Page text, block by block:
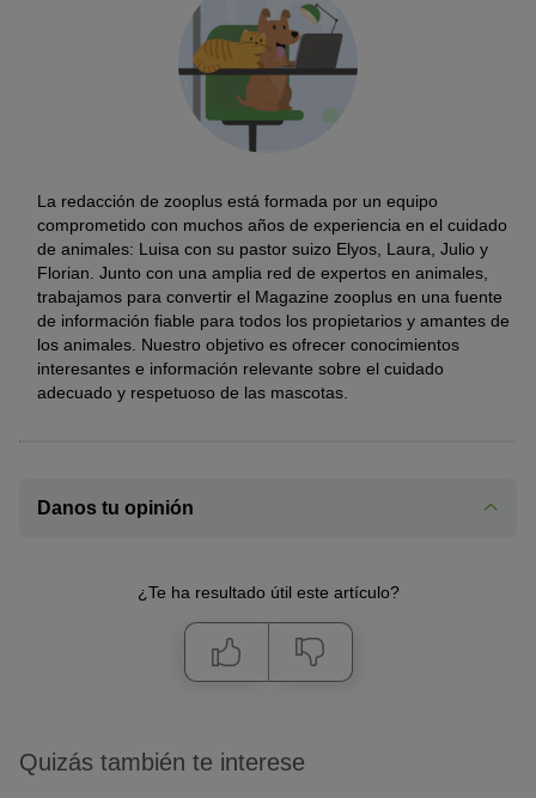
La redacción de zooplus está formada por un equipo
comprometido con muchos años de experiencia en el cuidado
de animales: Luisa con su pastor suizo Elyos, Laura, Julio y
Florian. Junto con una amplia red de expertos en animales,
trabajamos para convertir el Magazine zooplus en una fuente
de información fiable para todos los propietarios y amantes de
los animales. Nuestro objetivo es ofrecer conocimientos
interesantes e información relevante sobre el cuidado
adecuado y respetuoso de las mascotas.
Danos tu opinión
¿Te ha resultado útil este artículo?
Quizás también te interese